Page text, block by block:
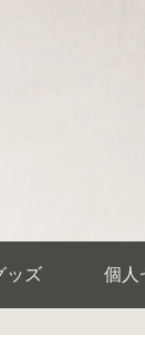
ッズ 個人